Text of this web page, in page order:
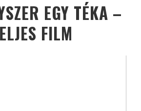
EGY TÉKA –
FILM